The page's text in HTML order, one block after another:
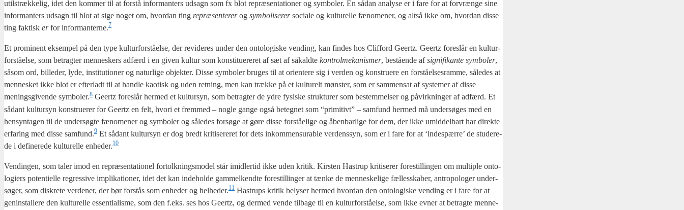
util­stræk­ke­lig, idet den kom­mer til at for­stå infor­man­ters udsagn som fx blot repræ­sen­ta­tio­ner og sym­bo­ler. En sådan ana­ly­se er i fare for at forvræn­ge sine
infor­man­ters udsagn til blot at sige noget om, hvor­dan ting repræ­sen­te­rerog sym­bo­li­se­rersoci­a­le og kul­tu­rel­le fæno­me­ner, og alt­så ikke om, hvor­dan dis­se
ting fak­tisk erfor informanterne.7
Et pro­mi­nent eksem­pel på den type kul­tur­for­stå­el­se, der revi­de­res under den onto­lo­gi­ske ven­ding, kan fin­des hos Clif­ford Geertz. Geertz fore­slår en kul­tur­
for­stå­el­se, som betrag­ter men­ne­skers adfærd i en given kul­tur som kon­sti­tu­e­re­ret af sæt af såkald­te kon­trol­me­ka­nis­mer, bestå­en­de afsig­ni­fi­kan­te sym­bo­ler,
såsom ord, bil­le­der, lyde, insti­tu­tio­ner og natur­li­ge objek­ter. Dis­se sym­bo­ler bru­ges til at ori­en­te­re sig i ver­den og kon­stru­e­re en for­stå­el­ses­ram­me, såle­des at
men­ne­sket ikke blot er efter­ladt til at hand­le kao­tisk og uden ret­ning, men kan træk­ke på et kul­tu­relt møn­ster, som er sam­men­sat af syste­mer af dis­se
menings­gi­ven­de symboler.8 Geertz fore­slår her­med et kul­tur­syn, som betrag­ter de ydre fysi­ske struk­tu­rer som bestem­mel­ser og påvirk­nin­ger af adfærd. Et
sådant kul­tur­syn kon­stru­e­rer for Geertz en felt, hvori et frem­med – nog­le gan­ge også beteg­net som “pri­mi­tivt” – sam­fund her­med må under­sø­ges med en
hen­syn­ta­gen til de under­søg­te fæno­me­ner og sym­bo­ler og såle­des for­sø­ge at gøre dis­se for­stå­e­li­ge og åben­bar­li­ge for dem, der ikke umid­del­bart har direk­te
erfa­ring med dis­se samfund.9 Et sådant kul­tur­syn er dog bredt kri­ti­se­re­ret for dets inkom­men­su­rab­le ver­dens­syn, som er i fare for at ‘indespær­re’ de stu­de­re­
de i defi­ne­re­de kul­tu­rel­le enheder.10
Ven­din­gen, som taler imod en repræ­sen­ta­tio­nel for­tolk­nings­mo­del står imid­ler­tid ikke uden kri­tik. Kir­sten Hastrup kri­ti­se­rer fore­stil­lin­gen om mul­tip­le onto­
lo­gi­ers poten­ti­el­le regres­si­ve impli­ka­tio­ner, idet det kan inde­hol­de gam­mel­kend­te fore­stil­lin­ger at tæn­ke de men­ne­ske­li­ge fæl­les­ska­ber, antro­po­lo­ger under­
sø­ger, som diskre­te ver­de­ner, der bør for­stås som enhe­der og helheder.11 Hastrups kri­tik bely­ser her­med hvor­dan den onto­lo­gi­ske ven­ding er i fare for at
genin­stal­le­re den kul­tu­rel­le essen­ti­a­lis­me, som den f.eks. ses hos Geertz, og der­med ven­de til­ba­ge til en kul­tur­for­stå­el­se, som ikke evner at betrag­te men­ne­